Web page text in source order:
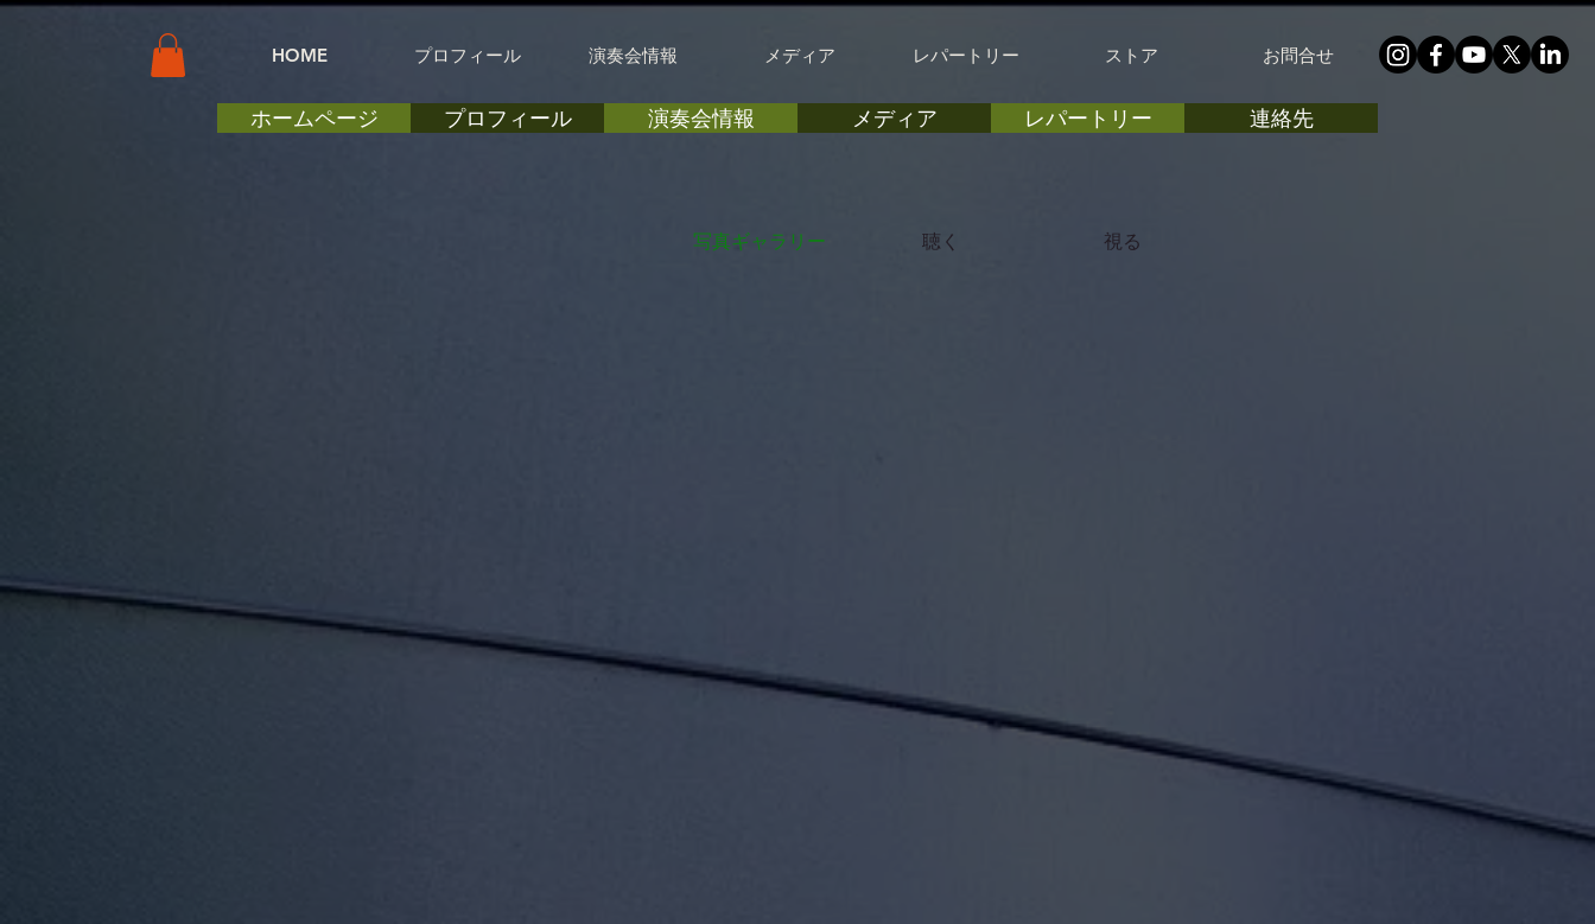
HOME プロフィール 演奏会情報 メディア レパートリー ストア お問合せ
ホームページ プロフィール 演奏会情報 メディア レパートリー 連絡先
写真ギャラリー 聴く 視る